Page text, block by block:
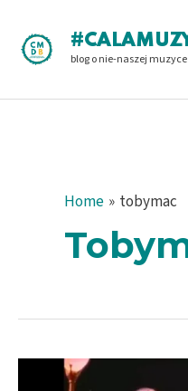
content
blog o nie-naszej muzyce
Home tobymac